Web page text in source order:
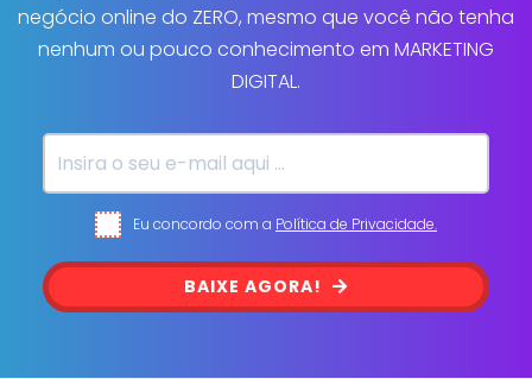
negócio online do ZERO, mesmo que você não tenha
nenhum ou pouco conhecimento em MARKETING
DIGITAL.
Eu concordo com a Política de Privacidade.
BAIXE AGORA!